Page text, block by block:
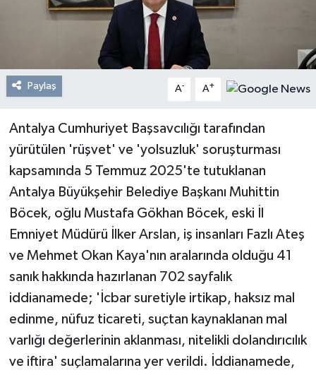
Paylaş A- A+
Antalya Cumhuriyet Başsavcılığı tarafından
yürütülen 'rüşvet' ve 'yolsuzluk' soruşturması
kapsamında 5 Temmuz 2025'te tutuklanan
Antalya Büyükşehir Belediye Başkanı Muhittin
Böcek, oğlu Mustafa Gökhan Böcek, eski İl
Emniyet Müdürü İlker Arslan, iş insanları Fazlı Ateş
ve Mehmet Okan Kaya'nın aralarında olduğu 41
sanık hakkında hazırlanan 702 sayfalık
iddianamede; 'İcbar suretiyle irtikap, haksız mal
edinme, nüfuz ticareti, suçtan kaynaklanan mal
varlığı değerlerinin aklanması, nitelikli dolandırıcılık
ve iftira' suçlamalarına yer verildi. İddianamede,